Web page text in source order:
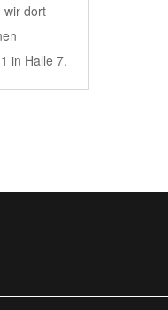
wir dort
in Halle 7.